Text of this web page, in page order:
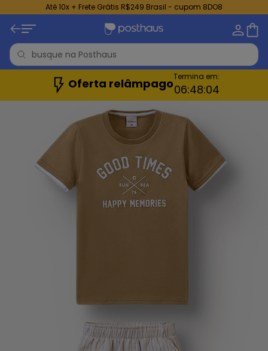
Até 10x + Frete Grátis R$249 Brasil - cupom 8DO8
Oferta relâmpagoTermina em:
06:48:02